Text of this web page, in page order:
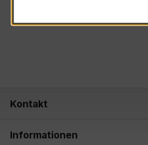
Kontakt
Informationen